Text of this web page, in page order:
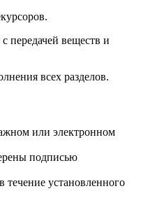
передачей веществ и
всех разделов.
или электронном
подписью
течение установленного